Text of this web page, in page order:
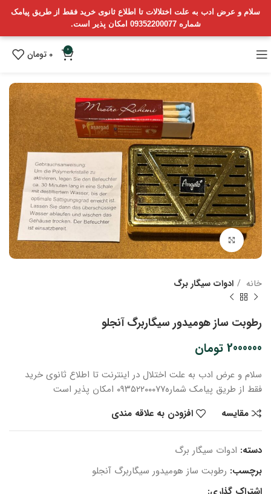
سلام و عرض ادب به علت اختلالات تا اطلاع ثانوی خرید فقط از طریق پیامک
شماره 09352200077 امکان پذیر است.
0
0 تومان
بزرگنمایی تصویر
خانه ادوات سیگار برگ
رطوبت ساز هومیدور سیگاربرگ آنجلو
2000000 تومان
سلام و عرض ادب به علت اختلال در اینترنت تا اطلاع ثانوی خرید
فقط از طریق پیامک شماره۰۹۳۵۲۲۰۰۰۷۷ امکان پذیر است
مقایسه
افزودن به علاقه مندی
دسته: ادوات سیگار برگ
برچسب: رطوبت ساز هومیدور سیگاربرگ آنجلو